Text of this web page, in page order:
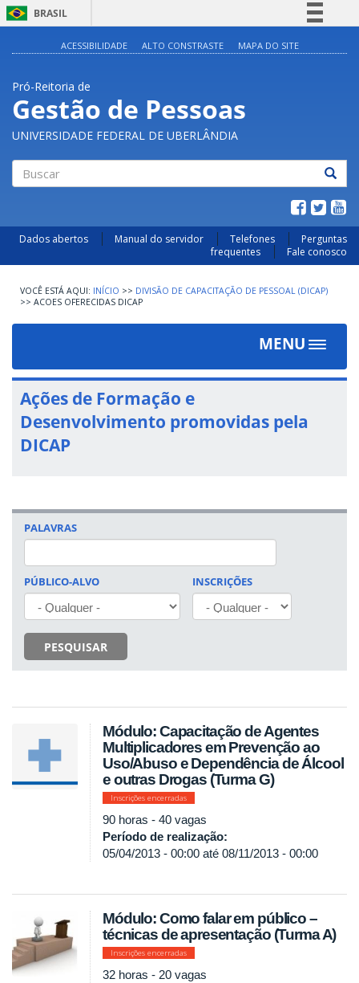
BRASIL
Acesso à informação
Legislação
Canais
ACESSIBILIDADE ALTO CONSTRASTE MAPA DO SITE
Pró-Reitoria de
Gestão de Pessoas
UNIVERSIDADE FEDERAL DE UBERLÂNDIA
Dados abertos Manual do servidor Telefones
Perguntas
frequentes
Fale conosco
INÍCIO >> DIVISÃO DE CAPACITAÇÃO DE PESSOAL (DICAP)
>> ACOES OFERECIDAS DICAP
MENU
Toggle
Ações de Formação e
Desenvolvimento promovidas pela
DICAP
PALAVRAS
PÚBLICO-ALVO INSCRIÇÕES
PESQUISAR
Módulo: Capacitação de Agentes
Multiplicadores em Prevenção ao
Uso/Abuso e Dependência de Álcool
e outras Drogas (Turma G)
Inscrições encerradas
90 horas - 40 vagas
Período de realização:
05/04/2013 - 00:00 até 08/11/2013 - 00:00
Módulo: Como falar em público –
técnicas de apresentação (Turma A)
Inscrições encerradas
32 horas - 20 vagas